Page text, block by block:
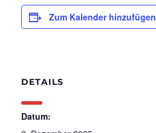
Zum Kalender hinzufügen
DETAILS
Datum: